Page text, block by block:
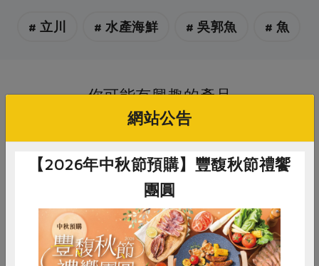
# 立川 # 水產海鮮 # 吳郭魚 # 魚
你可能有興趣的產品
網站公告
【2026年中秋節預購】豐馥秋節禮饗
團圓